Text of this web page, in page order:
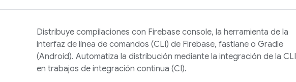
Distribuye compilaciones con Firebase console, la herramienta de la
interfaz de línea de comandos (CLI) de Firebase, fastlane o Gradle
(Android). Automatiza la distribución mediante la integración de la CLI
en trabajos de integración continua (CI).